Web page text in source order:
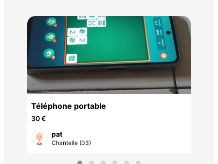
Téléphone portable
30 €
pat
Chantelle (03)